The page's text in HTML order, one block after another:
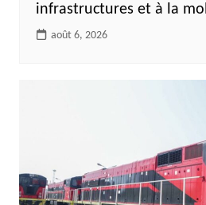
infrastructures et à la
août 6, 2026